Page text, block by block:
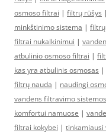
osmoso filtrai | filtrų rūšys |
minkštinimo sistema | filtrų
filtrai nukalkinimui |
atbulinio osmoso filtrai |
kas yra atbulinis osmosas |
filtrų nauda | naudingi
vandens filtravimo sistemos
komfortui namuose |
filtrai kokybei | tinkamiausi